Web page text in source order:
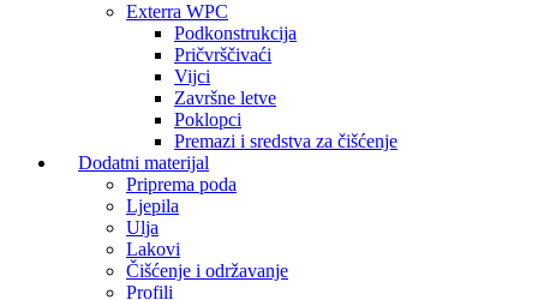
Exterra WPC
Podkonstrukcija
Pričvrščivaći
Vijci
Završne letve
Poklopci
Premazi i sredstva za čišćenje
Dodatni materijal
Priprema poda
Ljepila
Ulja
Lakovi
Čišćenje i održavanje
Profili